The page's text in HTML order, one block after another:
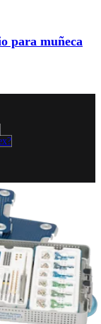
para muñeca
vertebral